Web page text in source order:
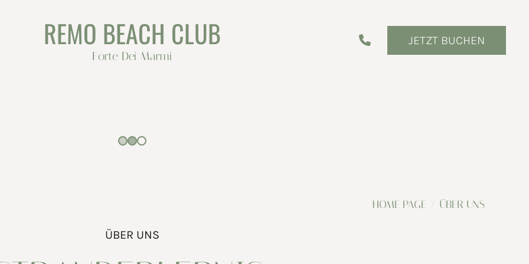
REMO BEACH CLUB
Forte Dei Marmi
JETZT BUCHEN
HOME PAGE ÜBER UNS
ÜBER UNS